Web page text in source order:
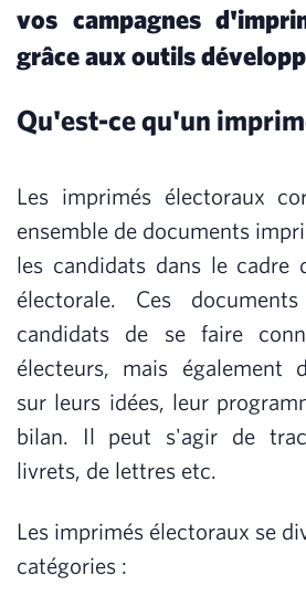
vos campagnes
grâce aux outils
Qu'est-ce qu'un
Les imprimés électoraux
ensemble de documents
les candidats dans le cadre
électorale. Ces
candidats de se faire
électeurs, mais également
sur leurs idées, leur
bilan. Il peut s'agir de
livrets, de lettres etc.
Les imprimés électoraux se
catégories :